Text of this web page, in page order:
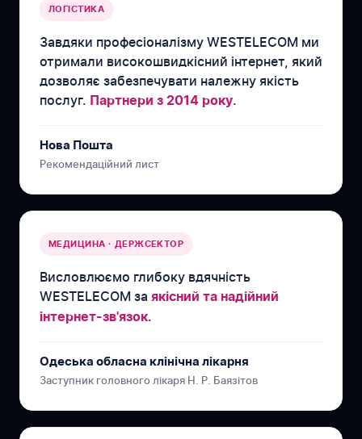
ЛОГІСТИКА
Завдяки професіоналізму WESTELECOM ми
отримали високошвидкісний інтернет, який
дозволяє забезпечувати належну якість
послуг. Партнери з 2014 року.
Нова Пошта
Рекомендаційний лист
МЕДИЦИНА · ДЕРЖСЕКТОР
Висловлюємо глибоку вдячність
WESTELECOM за якісний та надійний
інтернет-зв'язок.
Одеська обласна клінічна лікарня
Заступник головного лікаря Н. Р. Баязітов